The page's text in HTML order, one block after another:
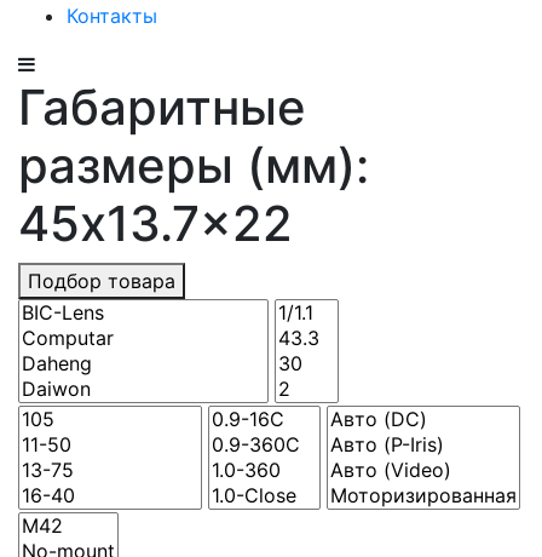
Контакты
Габаритные
размеры (мм):
45x13.7x22
Подбор товара